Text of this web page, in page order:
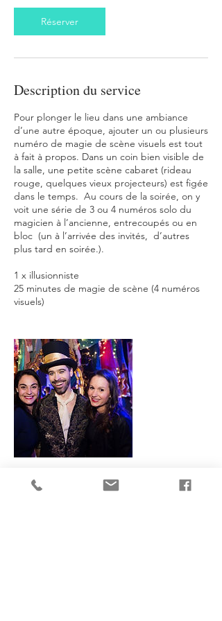
Réserver
Description du service
Pour plonger le lieu dans une ambiance
d’une autre époque, ajouter un ou plusieurs
numéro de magie de scène visuels est tout
à fait à propos. Dans un coin bien visible de
la salle, une petite scène cabaret (rideau
rouge, quelques vieux projecteurs) est figée
dans le temps. Au cours de la soirée, on y
voit une série de 3 ou 4 numéros solo du
magicien à l’ancienne, entrecoupés ou en
bloc (un à l’arrivée des invités, d’autres
plus tard en soirée.).
1 x illusionniste
25 minutes de magie de scène (4 numéros
visuels)
Coordonnées